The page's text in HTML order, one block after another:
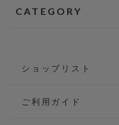
CATEGORY
ショップリスト
ご利用ガイド